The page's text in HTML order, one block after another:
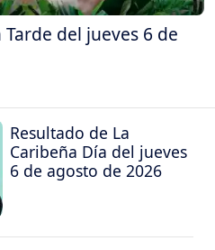
del jueves 6 de
Resultado de La
Caribeña Día del jueves
6 de agosto de 2026